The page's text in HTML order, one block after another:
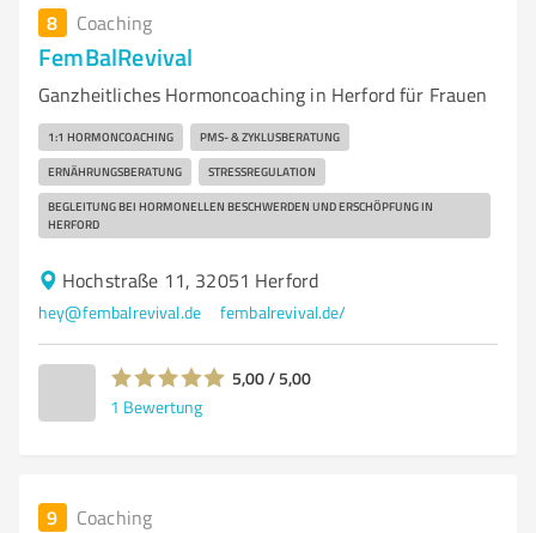
8 Coaching
FemBalRevival
Ganzheitliches Hormoncoaching in Herford für Frauen
1:1 HORMONCOACHING PMS- & ZYKLUSBERATUNG
ERNÄHRUNGSBERATUNG STRESSREGULATION
BEGLEITUNG BEI HORMONELLEN BESCHWERDEN UND ERSCHÖPFUNG IN
HERFORD
Hochstraße 11, 32051 Herford
hey@fembalrevival.de fembalrevival.de/
5,00 / 5,00
1 Bewertung
9 Coaching